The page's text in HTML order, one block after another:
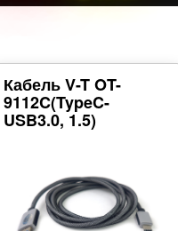
Кабель V-T OT-
9112C(TypeC-
USB3.0, 1.5)